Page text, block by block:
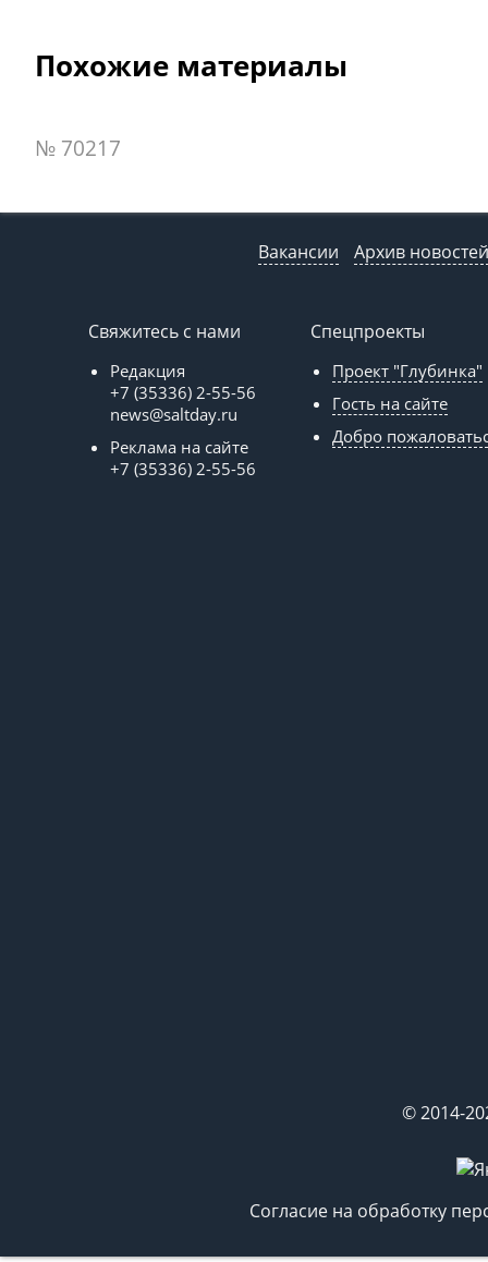
Похожие материалы
№ 70217
Вакансии Архив новостей
Свяжитесь с нами
Редакция
+7 (35336) 2-55-56
news@saltday.ru
Реклама на сайте
+7 (35336) 2-55-56
Спецпроекты
Проект "Глубинка"
Гость на сайте
Добро
© 2014-
Согласие на обработку